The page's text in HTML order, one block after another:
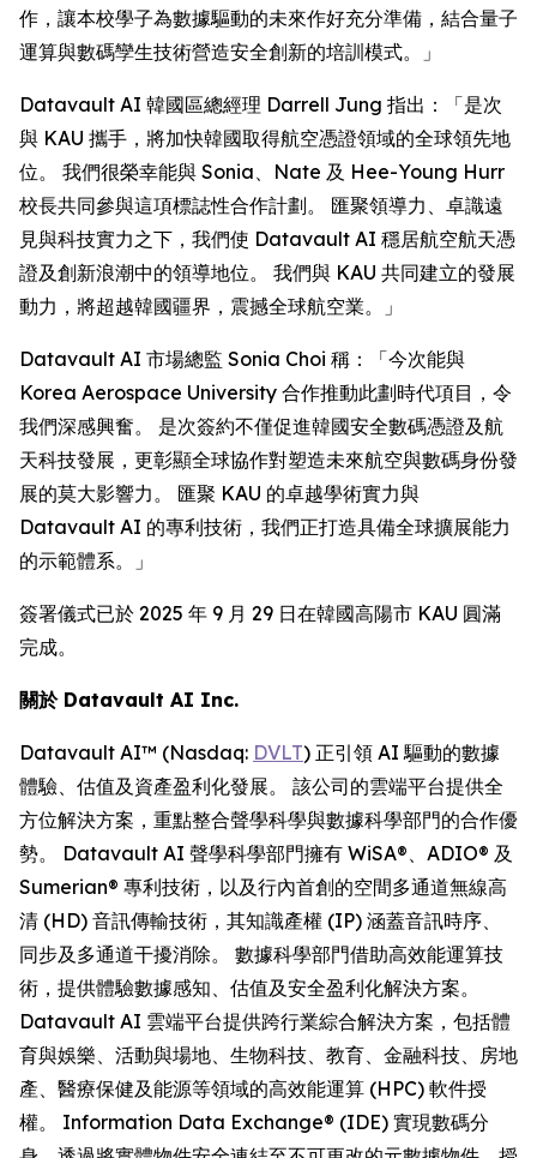
作，讓本校學子為數據驅動的未來作好充分準備，結合量子
運算與數碼孿生技術營造安全創新的培訓模式。」
Datavault AI 韓國區總經理 Darrell Jung 指出：「是次
與 KAU 攜手，將加快韓國取得航空憑證領域的全球領先地
位。 我們很榮幸能與 Sonia、Nate 及 Hee-Young Hurr
校長共同參與這項標誌性合作計劃。 匯聚領導力、卓識遠
見與科技實力之下，我們使 Datavault AI 穩居航空航天憑
證及創新浪潮中的領導地位。 我們與 KAU 共同建立的發展
動力，將超越韓國疆界，震撼全球航空業。」
Datavault AI 市場總監 Sonia Choi 稱：「今次能與
Korea Aerospace University 合作推動此劃時代項目，令
我們深感興奮。 是次簽約不僅促進韓國安全數碼憑證及航
天科技發展，更彰顯全球協作對塑造未來航空與數碼身份發
展的莫大影響力。 匯聚 KAU 的卓越學術實力與
Datavault AI 的專利技術，我們正打造具備全球擴展能力
的示範體系。」
簽署儀式已於 2025 年 9 月 29 日在韓國高陽市 KAU 圓滿
完成。
關於 Datavault AI Inc.
Datavault AI™ (Nasdaq: DVLT) 正引領 AI 驅動的數據
體驗、估值及資產盈利化發展。 該公司的雲端平台提供全
方位解決方案，重點整合聲學科學與數據科學部門的合作優
勢。 Datavault AI 聲學科學部門擁有 WiSA®、ADIO® 及
Sumerian® 專利技術，以及行內首創的空間多通道無線高
清 (HD) 音訊傳輸技術，其知識產權 (IP) 涵蓋音訊時序、
同步及多通道干擾消除。 數據科學部門借助高效能運算技
術，提供體驗數據感知、估值及安全盈利化解決方案。
Datavault AI 雲端平台提供跨行業綜合解決方案，包括體
育與娛樂、活動與場地、生物科技、教育、金融科技、房地
產、醫療保健及能源等領域的高效能運算 (HPC) 軟件授
權。 Information Data Exchange® (IDE) 實現數碼分